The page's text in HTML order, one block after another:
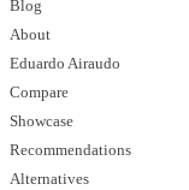
Blog
About
Eduardo Airaudo
Compare
Showcase
Recommendations
Alternatives